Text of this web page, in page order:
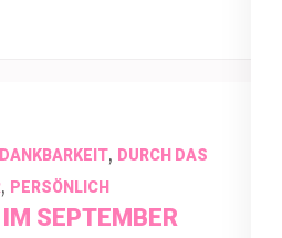
DANKBARKEIT, DURCH DAS
, PERSÖNLICH
SEPTEMBER